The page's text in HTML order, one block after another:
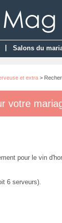
Salons du
et extra>
votre
pour le vin
6 serveurs).